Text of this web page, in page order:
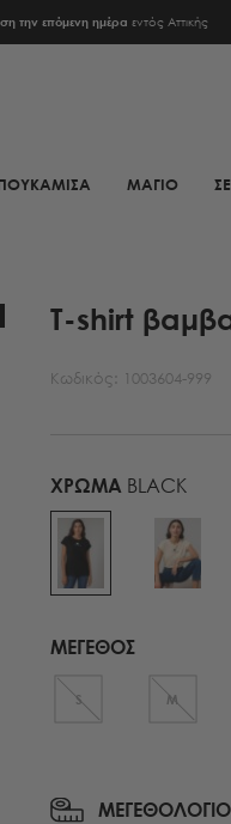
την επόμενη ημέρα εντός Αττικής
ΜΑΓΙΟ
T-shirt
Κωδικός: 1003604-999
ΧΡΏΜΑ BLACK
ΜΕΓΕΘΟΣ
S M
ΜΕΓΕΘΟΛΟΓΙΟ